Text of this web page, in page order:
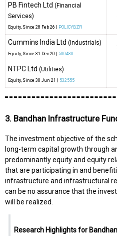
PB Fintech Ltd (Financial
Services)
Equity , Since 28 Feb 26 | POLICYBZR
Cummins India Ltd (Industrials)
Equity , Since 31 Dec 20 | 500480
NTPC Ltd (Utilities)
Equity , Since 30 Jun 21 | 532555
3. Bandhan Infrastructure
The investment objective of the
long-term capital growth through
predominantly equity and equity
that are participating in and
infrastructure and infrastructural
can be no assurance that the
will be realized.
Research Highlights for